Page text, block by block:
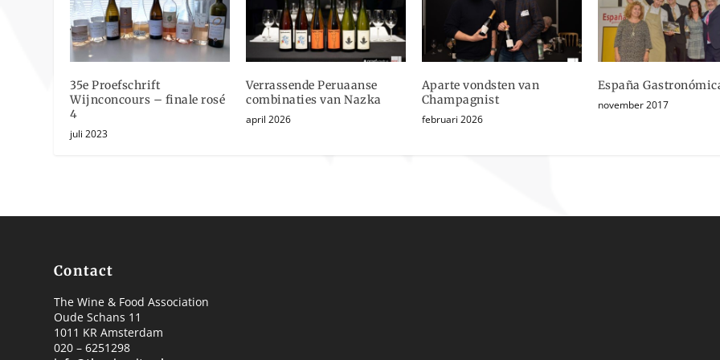
35e Proefschrift
Wijnconcours – finale rosé
4
juli 2023
Verrassende Peruaanse
combinaties van Nazka
april 2026
Aparte vondsten van
Champagnist
februari 2026
España
november 2017
Contact
The Wine & Food Association
Oude Schans 11
1011 KR Amsterdam
020 – 6251298